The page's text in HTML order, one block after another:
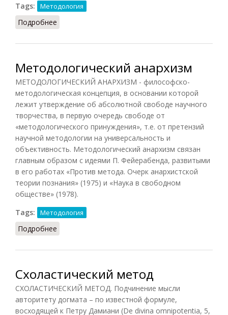
Tags:
Методология
Подробнее
Методологический анархизм
МЕТОДОЛОГИЧЕСКИЙ АНАРХИЗМ - философско-
методологическая концепция, в основании которой
лежит утверждение об абсолютной свободе научного
творчества, в первую очередь свободе от
«методологического принуждения», т.е. от претензий
научной методологии на универсальность и
объективность. Методологический анархизм связан
главным образом с идеями П. Фейерабенда, развитыми
в его работах «Против метода. Очерк анархистской
теории познания» (1975) и «Наука в свободном
обществе» (1978).
Tags:
Методология
Подробнее
Схоластический метод
СХОЛАСТИЧЕСКИЙ МЕТОД. Подчинение мысли
авторитету догмата – по известной формуле,
восходящей к Петру Дамиани (De divina omnipotentia, 5,